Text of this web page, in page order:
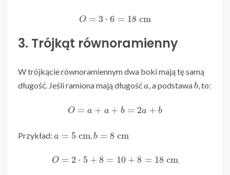
O= 3 6=18cm
3. Trójkąt równoramienny
W trójkącie równoramiennym dwa boki mają tę samą
długość. Jeśli ramiona mają długość
, a podstawa b, to:
O= a +a + = 2a +b
Przykład: cm ,b cm
O=2⋅ 5 8 =10+ 8 =18cm